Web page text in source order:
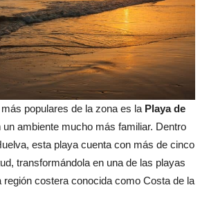
populares de la zona es la Playa de
un ambiente mucho más familiar. Dentro
esta playa cuenta con más de cinco
transformándola en una de las playas
región costera conocida como Costa de la